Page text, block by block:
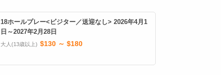
18ホールプレー<ビジター／送迎なし> 2026年4月1
日～2027年2月28日
大人(13歳以上) $130 ～ $180